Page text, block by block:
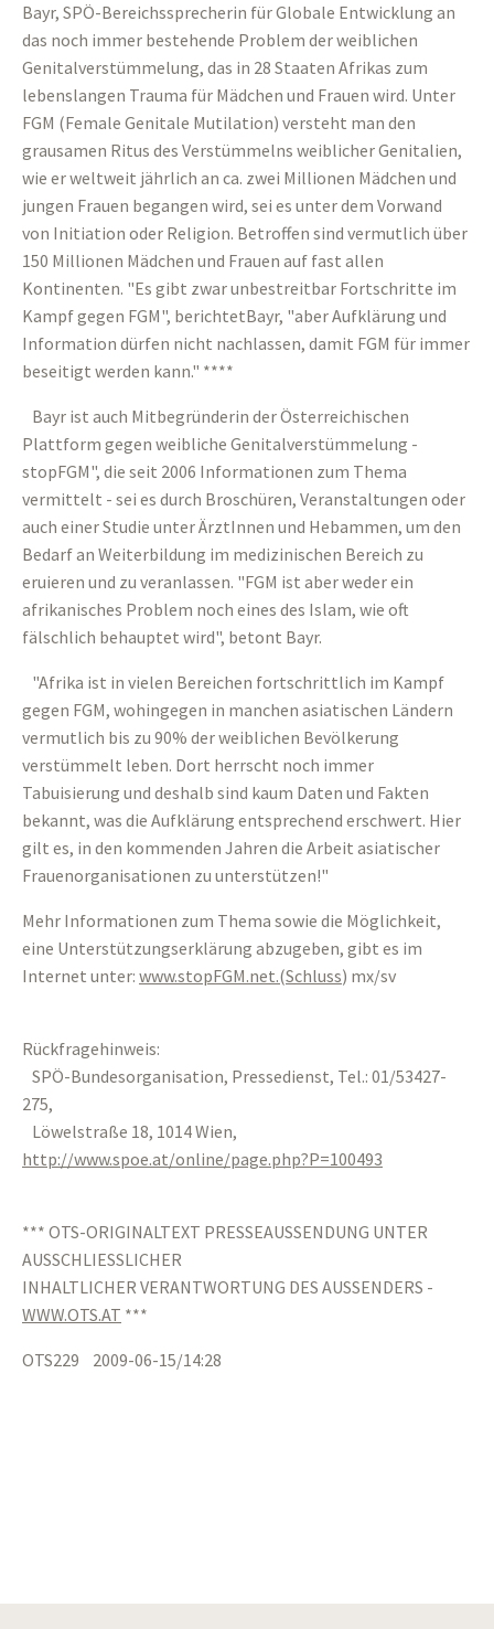
Bayr, SPÖ-Bereichssprecherin für Globale Entwicklung an
das noch immer bestehende Problem der weiblichen
Genitalverstümmelung, das in 28 Staaten Afrikas zum
lebenslangen Trauma für Mädchen und Frauen wird. Unter
FGM (Female Genitale Mutilation) versteht man den
grausamen Ritus des Verstümmelns weiblicher Genitalien,
wie er weltweit jährlich an ca. zwei Millionen Mädchen und
jungen Frauen begangen wird, sei es unter dem Vorwand
von Initiation oder Religion. Betroffen sind vermutlich über
150 Millionen Mädchen und Frauen auf fast allen
Kontinenten. "Es gibt zwar unbestreitbar Fortschritte im
Kampf gegen FGM", berichtetBayr, "aber Aufklärung und
Information dürfen nicht nachlassen, damit FGM für immer
beseitigt werden kann." ****
Bayr ist auch Mitbegründerin der Österreichischen
Plattform gegen weibliche Genitalverstümmelung -
stopFGM", die seit 2006 Informationen zum Thema
vermittelt - sei es durch Broschüren, Veranstaltungen oder
auch einer Studie unter ÄrztInnen und Hebammen, um den
Bedarf an Weiterbildung im medizinischen Bereich zu
eruieren und zu veranlassen. "FGM ist aber weder ein
afrikanisches Problem noch eines des Islam, wie oft
fälschlich behauptet wird", betont Bayr.
"Afrika ist in vielen Bereichen fortschrittlich im Kampf
gegen FGM, wohingegen in manchen asiatischen Ländern
vermutlich bis zu 90% der weiblichen Bevölkerung
verstümmelt leben. Dort herrscht noch immer
Tabuisierung und deshalb sind kaum Daten und Fakten
bekannt, was die Aufklärung entsprechend erschwert. Hier
gilt es, in den kommenden Jahren die Arbeit asiatischer
Frauenorganisationen zu unterstützen!"
Mehr Informationen zum Thema sowie die Möglichkeit,
eine Unterstützungserklärung abzugeben, gibt es im
Internet unter: www.stopFGM.net.(Schluss) mx/sv
Rückfragehinweis:
SPÖ-Bundesorganisation, Pressedienst, Tel.: 01/53427-
275,
Löwelstraße 18, 1014 Wien,
http://www.spoe.at/online/page.php?P=100493
*** OTS-ORIGINALTEXT PRESSEAUSSENDUNG UNTER
AUSSCHLIESSLICHER
INHALTLICHER VERANTWORTUNG DES AUSSENDERS -
WWW.OTS.AT ***
OTS229 2009-06-15/14:28